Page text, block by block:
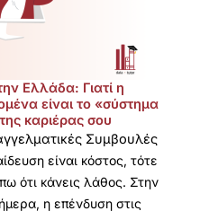
Ελλάδα: Γιατί η
είναι το «σύστημα
καριέρας σου
Συμβουλές
είναι κόστος, τότε
ότι κάνεις λάθος. Στην
η επένδυση στις